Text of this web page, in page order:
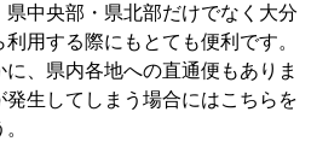
中央部・県北部だけでなく大分
用する際にもとても便利です。
、県内各地への直通便もありま
生してしまう場合にはこちらを